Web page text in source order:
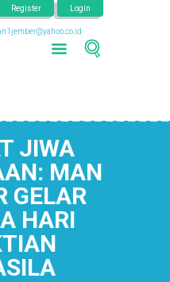
Register Login
JIWA
MAN
GELAR
HARI